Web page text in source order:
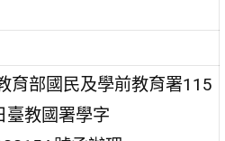
育部國民及學前教育署115
臺教國署學字